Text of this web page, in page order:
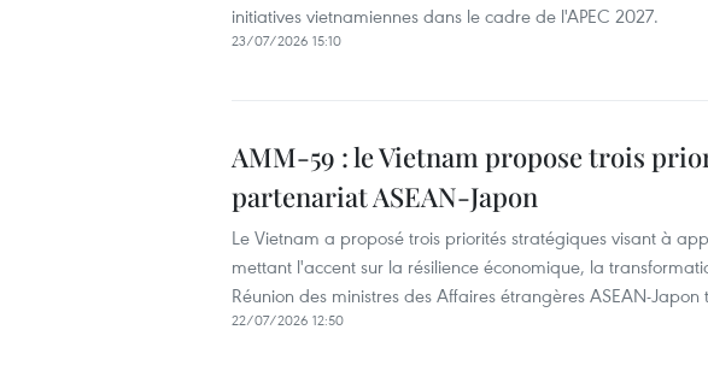
initiatives vietnamiennes dans le cadre de l'APEC 2027.
23/07/2026 15:10
AMM-59 : le Vietnam propose trois
partenariat ASEAN-Japon
Le Vietnam a proposé trois priorités stratégiques visant à
mettant l'accent sur la résilience économique, la
Réunion des ministres des Affaires étrangères ASEAN-
22/07/2026 12:50